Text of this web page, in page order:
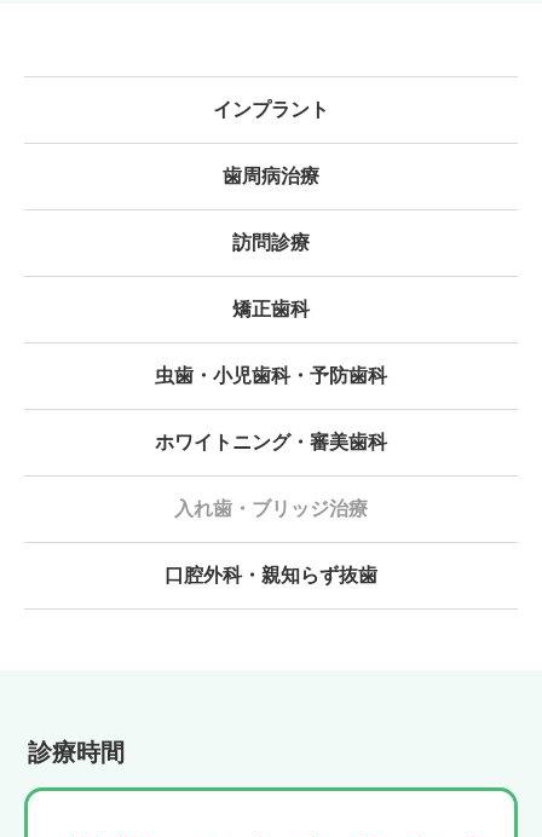
インプラント
歯周病治療
訪問診療
矯正歯科
虫歯・小児歯科・予防歯科
ホワイトニング・審美歯科
入れ歯・ブリッジ治療
口腔外科・親知らず抜歯
診療時間